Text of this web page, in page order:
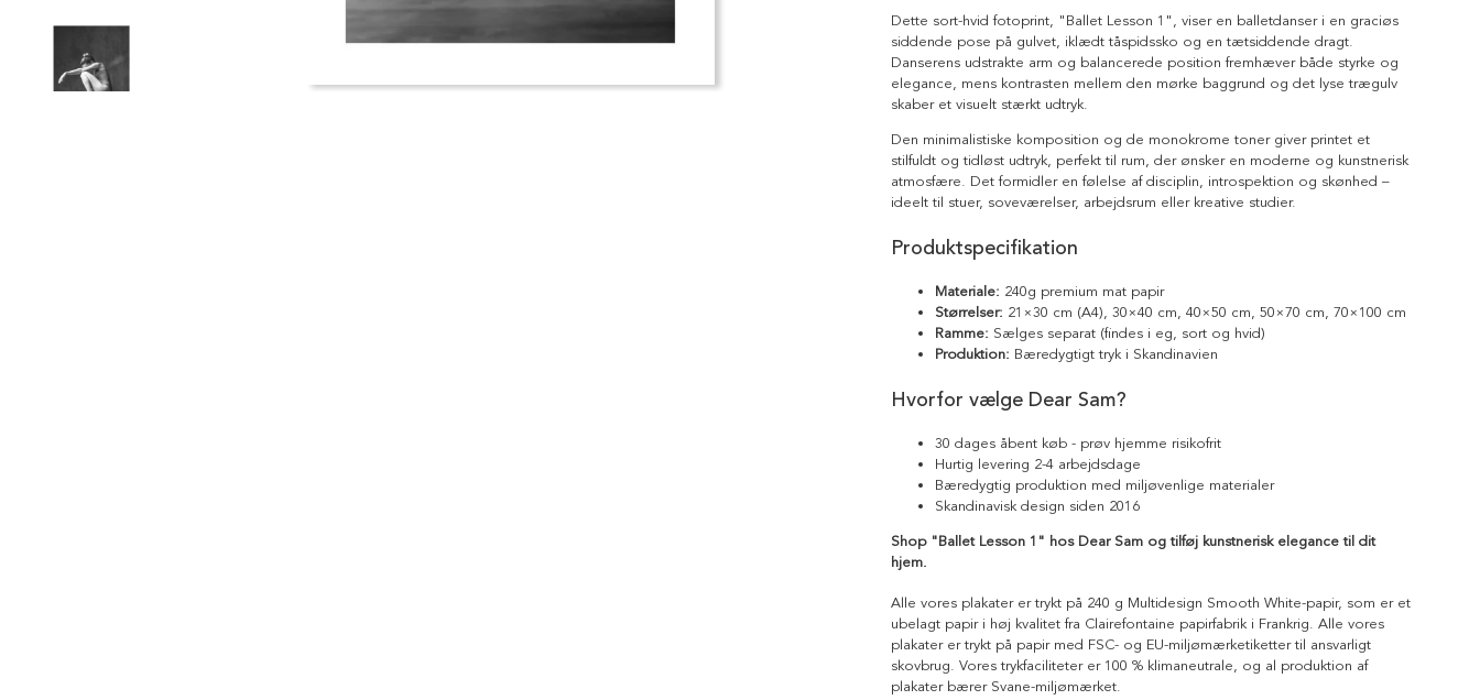
Dette sort-hvid fotoprint, "Ballet Lesson 1", viser en balletdanser i en graciøs
siddende pose på gulvet, iklædt tåspidssko og en tætsiddende dragt.
Danserens udstrakte arm og balancerede position fremhæver både styrke og
elegance, mens kontrasten mellem den mørke baggrund og det lyse trægulv
skaber et visuelt stærkt udtryk.
Den minimalistiske komposition og de monokrome toner giver printet et
stilfuldt og tidløst udtryk, perfekt til rum, der ønsker en moderne og kunstnerisk
atmosfære. Det formidler en følelse af disciplin, introspektion og skønhed –
ideelt til stuer, soveværelser, arbejdsrum eller kreative studier.
Produktspecifikation
Materiale: 240g premium mat papir
Størrelser: 21×30 cm (A4), 30×40 cm, 40×50 cm, 50×70 cm, 70×100 cm
Ramme: Sælges separat (findes i eg, sort og hvid)
Produktion: Bæredygtigt tryk i Skandinavien
Hvorfor vælge Dear Sam?
30 dages åbent køb - prøv hjemme risikofrit
Hurtig levering 2-4 arbejdsdage
Bæredygtig produktion med miljøvenlige materialer
Skandinavisk design siden 2016
Shop "Ballet Lesson 1" hos Dear Sam og tilføj kunstnerisk elegance til dit
hjem.
Alle vores plakater er trykt på 240 g Multidesign Smooth White-papir, som er et
ubelagt papir i høj kvalitet fra Clairefontaine papirfabrik i Frankrig. Alle vores
plakater er trykt på papir med FSC- og EU-miljømærketiketter til ansvarligt
skovbrug. Vores trykfaciliteter er 100 % klimaneutrale, og al produktion af
plakater bærer Svane-miljømærket.